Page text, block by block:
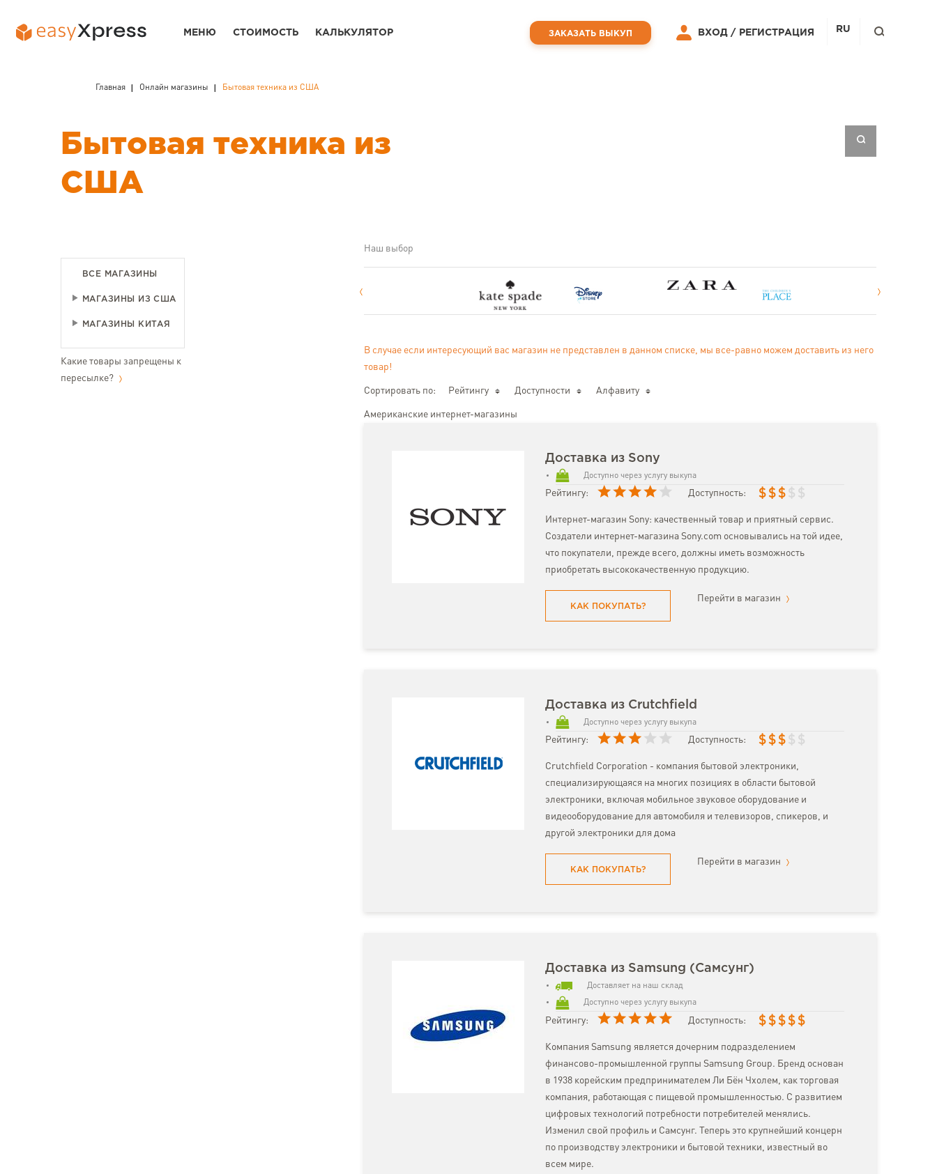
Бытовая техника из
США
Главная Онлайн магазины Бытовая техника из США
ВСЕ МАГАЗИНЫ
МАГАЗИНЫ ИЗ США
МАГАЗИНЫ КИТАЯ
Какие товары запрещены к
пересылке?
Наш выбор
В случае если интересующий вас магазин не представлен в данном списке, мы все-равно можем доставить из него
товар!
Сортировать по: Рейтингу Доступности Алфавиту
Американские интернет-магазины
Доставка из Sony
Доступно через услугу выкупа
Рейтингу: Доступность: $ $ $ $ $
Интернет-магазин Sony: качественный товар и приятный сервис.
Создатели интернет-магазина Sony.com основывались на той идее,
что покупатели, прежде всего, должны иметь возможность
приобретать высококачественную продукцию.
КАК ПОКУПАТЬ?
Перейти в магазин
Доставка из Crutchfield
Доступно через услугу выкупа
Рейтингу: Доступность: $ $ $ $ $
Crutchfield Corporation - компания бытовой электроники,
специализирующаяся на многих позициях в области бытовой
электроники, включая мобильное звуковое оборудование и
видеооборудование для автомобиля и телевизоров, спикеров, и
другой электроники для дома
КАК ПОКУПАТЬ?
Перейти в магазин
Доставка из Samsung (Самсунг)
Доставляет на наш склад
Доступно через услугу выкупа
Рейтингу: Доступность: $ $ $ $ $
Компания Samsung является дочерним подразделением
финансово-промышленной группы Samsung Group. Бренд основан
в 1938 корейским предпринимателем Ли Бён Чхолем, как торговая
компания, работающая с пищевой промышленностью. С развитием
цифровых технологий потребности потребителей менялись.
Изменил свой профиль и Самсунг. Теперь это крупнейший концерн
по производству электроники и бытовой техники, известный во
всем мире.
МЕНЮ СТОИМОСТЬ КАЛЬКУЛЯТОР ЗАКАЗАТЬ ВЫКУП ВХОД / РЕГИСТРАЦИЯ RU